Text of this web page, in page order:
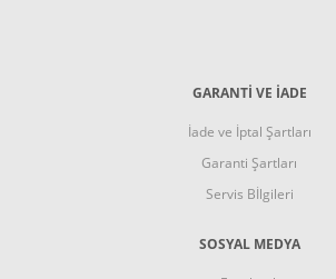
GARANTI VE İADE
İade ve İptal Şartları
Garanti Şartları
Servis Bİlgileri
SOSYAL MEDYA